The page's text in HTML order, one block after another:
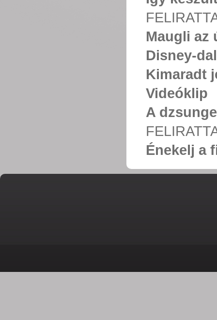
Maugli az
Disney-
Kimaradt
Videóklip
A
Énekelj a